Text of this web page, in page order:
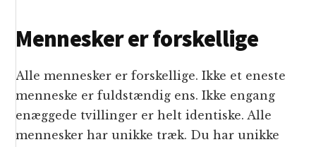
Mennesker er forskellige
Alle mennesker er forskellige. Ikke et eneste
menneske er fuldstændig ens. Ikke engang
enæggede tvillinger er helt identiske. Alle
mennesker har unikke træk. Du har unikke